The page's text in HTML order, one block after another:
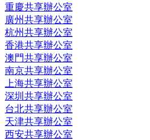
重慶共享辦公室
廣州共享辦公室
杭州共享辦公室
香港共享辦公室
澳門共享辦公室
南京共享辦公室
上海共享辦公室
深圳共享辦公室
台北共享辦公室
天津共享辦公室
西安共享辦公室